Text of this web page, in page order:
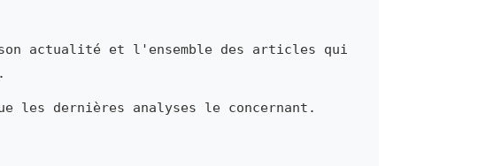
actualité et l'ensemble des articles qui
dernières analyses le concernant.